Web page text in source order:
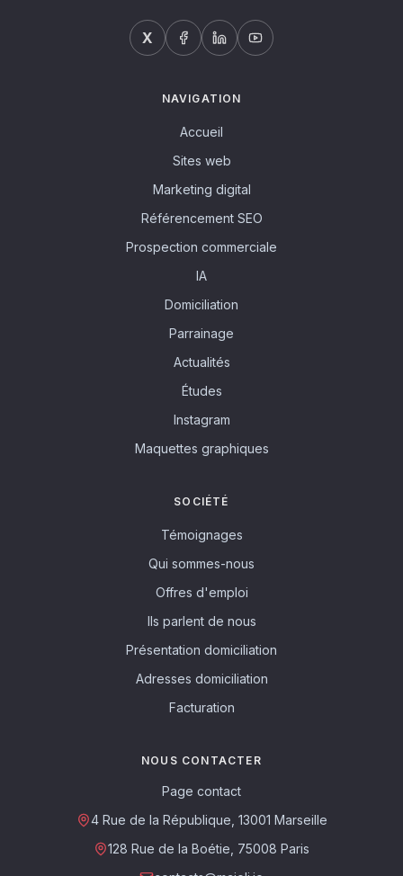
X
NAVIGATION
Accueil
Sites web
Marketing digital
Référencement SEO
Prospection commerciale
IA
Domiciliation
Parrainage
Actualités
Études
Instagram
Maquettes graphiques
SOCIÉTÉ
Témoignages
Qui sommes-nous
Offres d'emploi
Ils parlent de nous
Présentation domiciliation
Adresses domiciliation
Facturation
NOUS CONTACTER
Page contact
4 Rue de la République, 13001 Marseille
128 Rue de la Boétie, 75008 Paris